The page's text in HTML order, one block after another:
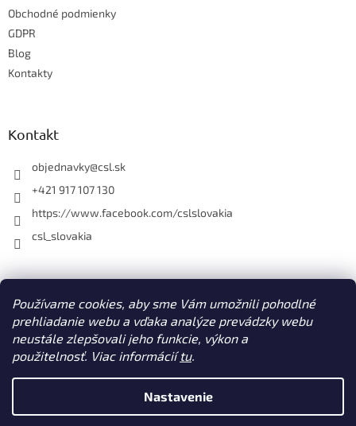
Používame cookies, aby sme Vám umožnili pohodlné
prehliadanie webu a vďaka analýze prevádzky webu
neustále zlepšovali jeho funkcie, výkon a
použitelnosť. Viac informáciítu.
Nastavenie
Obchodné podmienky
GDPR
Blog
Kontakty
Kontakt
objednavky@csl.sk
+421 917 107 130
https://www.facebook.com/cslslovakia
csl_slovakia
Facebook